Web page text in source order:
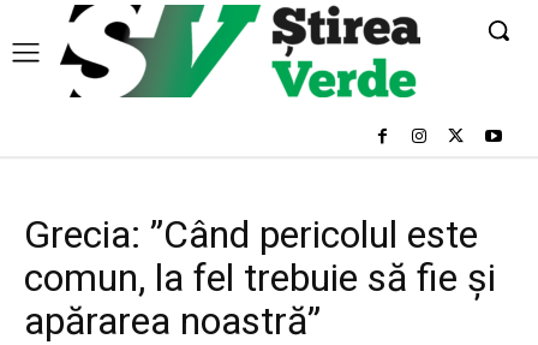
Grecia: ”Când pericolul este
comun, la fel trebuie să fie şi
apărarea noastră”